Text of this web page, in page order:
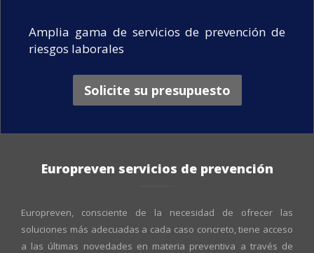
Amplia gama de servicios de prevención de
riesgos laborales
Solicite su presupuesto
Europreven servicios de prevención
Europreven, consciente de la necesidad de ofrecer las
soluciones más adecuadas a cada caso concreto, tiene acceso
a las últimas novedades en materia preventiva a través de